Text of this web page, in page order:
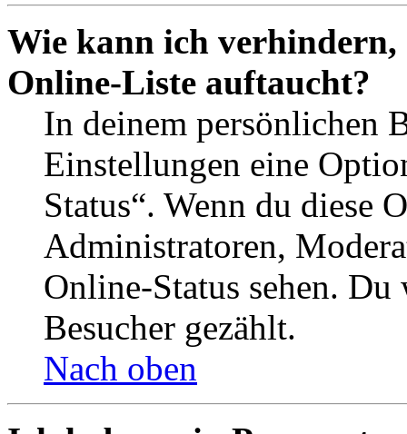
Wie kann ich verhindern,
Online-Liste auftaucht?
In deinem persönlichen
Einstellungen eine
Status“. Wenn du diese
Administratoren,
Online-Status sehen.
Besucher gezählt.
Nach oben